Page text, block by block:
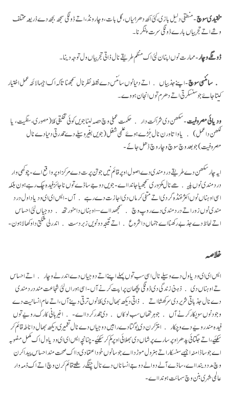
تنقیدی سوچ- منطقی دلیل بازی، کئی اکھ دھرائیاں، گل بات، وچار ونڈ، اتے ڈونگی سجھ بجھ دے ذریعہ مختلف
وشے اتے تجربیاں بارے ڈونگی سرت پنگرنا ۔
ڈونگے وچار- مہارت نوں اپنان لئی اک منظم طریقے نال ذاتی تجربیاں ول توجہ دینا۔
سائنسی سوچ- اپنے جذبیاں اتے دنیا نوں سائنس دے نقطہ نظر نال سمجھنا تا کہ اک اجیہا لائحہ عمل اختیار
کیتا جاۓ جو سنسکرتی اتے دھرم توں انجان ہووے۔
ودیائی مصروفیت- سکھن دی شراکت دار حکمت عملی وچ حصہ لینا جویں کوئی تخلیقی کلا (مصوری، سنگیت، یا
لکھن دا عمل) یا واتا ورن نال جُڑے ہوۓ علمی شغل (جویں بغیر وسیلے دے قدرتی دنیا دے نال
مصروفیت) جو بعد وچ سوچ وچار وچ ڈھل جائَے-
ایہ چار سکھن دے طریقے درد مندی دے اصول اوپر قائم نیں جو تن پرت دے مرکز اوپر واقع اے- چوکھی وار
درد مندی نوں پلیکھے نال کمزوری سمجھیا جاندا اے- جویں دوجے ساڈے توں ناجائز فیدہ چک رہے ہون بلکہ
اسی اوہناں نوں اکثر غنڈہ گردی اتے منفی کرماں دی اجازت دے رہے آں- ایس ای ای ودیا دا ول درد
مندی نوں زور اتے درد مندی دے روپ وچ سمجھدا اے – اوہناں دا منورتھ دوجیاں لئی احساس
اتے لحاظ دے جذبے رکھنا اے جنہاں دا شروع اتے نتیجہ دونویں زبردست اندرلی شکتی دا وکھالا ہون-
خلاصہ
ایس ای ای ودیا ول دے وسیلے نال اسی سب توں پہلے اپنے اتے دوجیاں دے اندرلے وچار اتے احساس
تے اوہناں دی ذہنی زندگی دی ڈونگی پچھان پراپت کرنے آں- اسی ہوراں لئی شجاعت مند درد مندی
دے نال جذباتی شریر دی سرکھشا اتے ذاتی دیکھ بھال دی کلا نوں ترقی دینے آں، اتے عام انسانیت دے
وجود نوں سویکار کرنے آں جو ہر تھاں سب لوکاں دی قدر کردا اے- اخیر ہانی کارک رویے توں
فیدہ مند رویے دے وچکار انتر کرن دی یوگتا دے راہیں دوجیاں دے نال تعمیری دیکھ بھال دا ناطہ قائم کر
سکئیے، اتے جگتائی پدھر اوپر سارے پرشاں دی بھلائی اوپر کم کر سکئیے- چنانچہ ایس ای ای ودیا ول اک مکمل منصوبہ
اے جو ساڈا منہ اجیہے سنسکار اتے ہنر ول موڑدا اے جو سانوں خود اعتمادی دا اک صحت مند احساس پیدا کرن
وچ مدد دیندا اے، ساڈے آلے دوالے دوجے انساناں دے نال چنگے رشتے قائم کرن وچ اتے اک ذمہ وار
عالمی شہری بنن وچ سہائت ہوندا اے-